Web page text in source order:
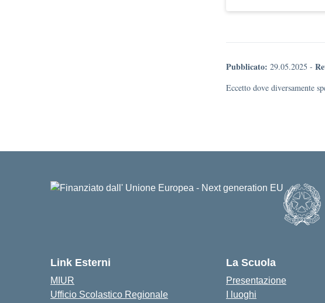
Pubblicato: 29.05.2025 -
Eccetto dove diversamente
Link Esterni
MIUR
Ufficio Scolastico Regionale
La Scuola
Presentazione
I luoghi